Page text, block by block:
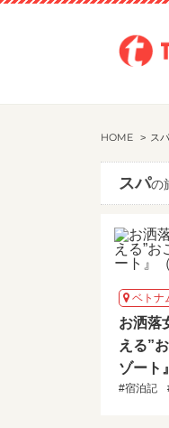
HOME スパ
スパの
ベトナ
お洒落
える”
ゾート
#宿泊記